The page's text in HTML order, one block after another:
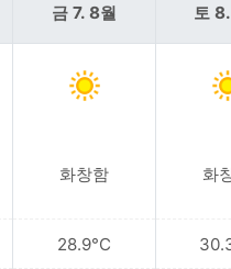
금 7. 8월
화창함
28.9°C
토
화